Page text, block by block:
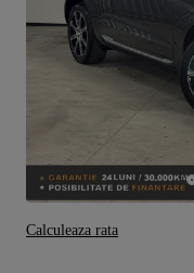
Calculeaza rata